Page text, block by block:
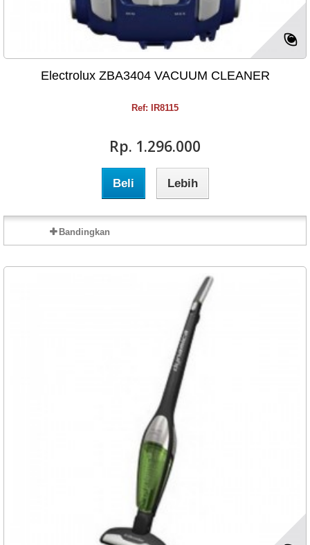
Electrolux ZBA3404 VACUUM CLEANER
Ref: IR8115
Rp‎. 1.296.000
Beli Lebih
Bandingkan